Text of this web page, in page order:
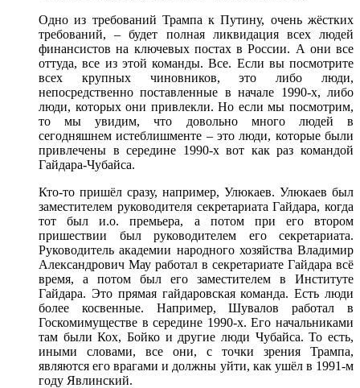
Одно из требований Трампа к Путину, очень жëстких
требований, ‒ будет полная ликвидация всех людей
финансистов на ключевых постах в России. А они все
оттуда, все из этой команды. Все. Если вы посмотрите
всех крупных чиновников, это либо люди,
непосредственно поставленные в начале 1990-х, либо
люди, которых они привлекли. Но если мы посмотрим,
то мы увидим, что довольно много людей в
сегодняшнем истеблишменте – это люди, которые были
привлечены в середине 1990-х вот как раз командой
Гайдара-Чубайса.
Кто-то пришëл сразу, например, Улюкаев. Улюкаев был
заместителем руководителя секретариата Гайдара, когда
тот был и.о. премьера, а потом при его втором
пришествии был руководителем его секретариата.
Руководитель академии народного хозяйства Владимир
Александрович Мау работал в секретариате Гайдара всë
время, а потом был его заместителем в Институте
Гайдара. Это прямая гайдаровская команда. Есть люди
более косвенные. Например, Шувалов работал в
Госкомимуществе в середине 1990-х. Его начальниками
там были Кох, Бойко и другие люди Чубайса. То есть,
иными словами, все они, с точки зрения Трампа,
являются его врагами и должны уйти, как ушëл в 1991-м
году Явлинский.